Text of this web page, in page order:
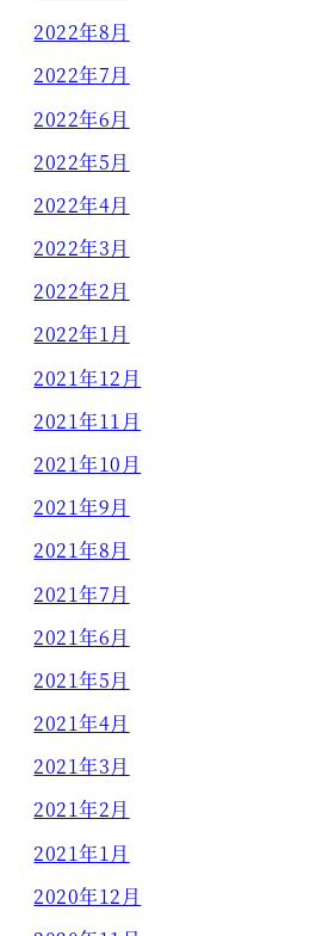
2022年8月
2022年7月
2022年6月
2022年5月
2022年4月
2022年3月
2022年2月
2022年1月
2021年12月
2021年11月
2021年10月
2021年9月
2021年8月
2021年7月
2021年6月
2021年5月
2021年4月
2021年3月
2021年2月
2021年1月
2020年12月